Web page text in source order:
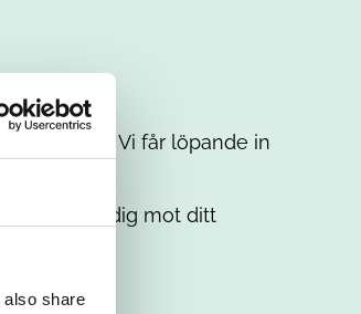
share
inte. Vi får löpande in
vi dig mot ditt